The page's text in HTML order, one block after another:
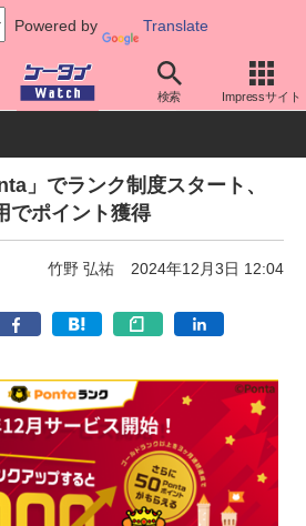
Powered by Translate
検索 Impressサイト
サービス 決済/金融
」でランク制度スタート、
でポイント獲得
竹野 弘祐 2024年12月3日 12:04